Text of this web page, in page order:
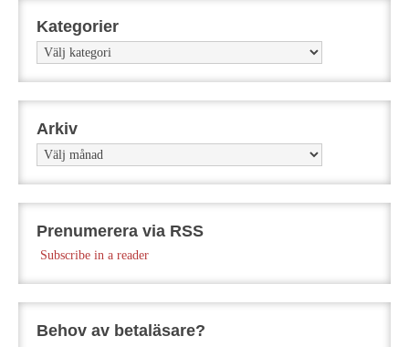
Kategorier
Kategorier
Arkiv
Arkiv
Prenumerera via RSS
Subscribe in a reader
Behov av betaläsare?